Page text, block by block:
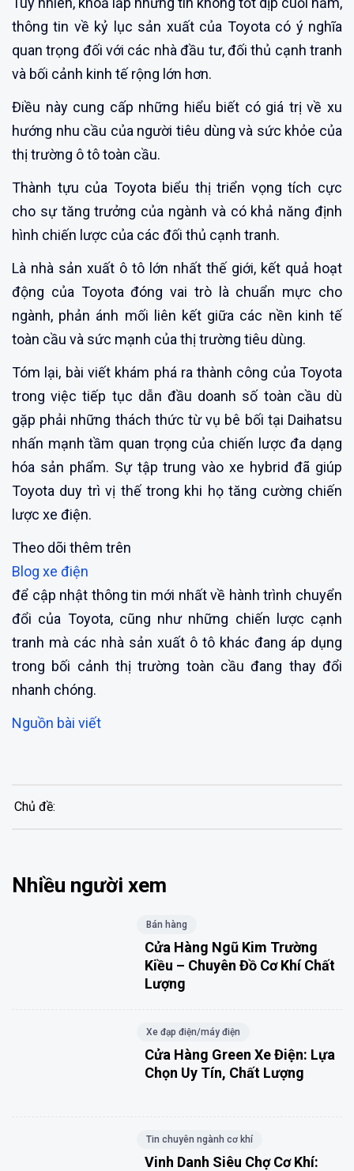
thông tin về kỷ lục sản xuất của Toyota có ý nghĩa
quan trọng đối với các nhà đầu tư, đối thủ cạnh tranh
và bối cảnh kinh tế rộng lớn hơn.
Điều này cung cấp những hiểu biết có giá trị về xu
hướng nhu cầu của người tiêu dùng và sức khỏe của
thị trường ô tô toàn cầu.
Thành tựu của Toyota biểu thị triển vọng tích cực
cho sự tăng trưởng của ngành và có khả năng định
hình chiến lược của các đối thủ cạnh tranh.
Là nhà sản xuất ô tô lớn nhất thế giới, kết quả hoạt
động của Toyota đóng vai trò là chuẩn mực cho
ngành, phản ánh mối liên kết giữa các nền kinh tế
toàn cầu và sức mạnh của thị trường tiêu dùng.
Tóm lại, bài viết khám phá ra thành công của Toyota
trong việc tiếp tục dẫn đầu doanh số toàn cầu dù
gặp phải những thách thức từ vụ bê bối tại Daihatsu
nhấn mạnh tầm quan trọng của chiến lược đa dạng
hóa sản phẩm. Sự tập trung vào xe hybrid đã giúp
Toyota duy trì vị thế trong khi họ tăng cường chiến
lược xe điện.
Theo dõi thêm trên
Blog xe điện
để cập nhật thông tin mới nhất về hành trình chuyển
đổi của Toyota, cũng như những chiến lược cạnh
tranh mà các nhà sản xuất ô tô khác đang áp dụng
trong bối cảnh thị trường toàn cầu đang thay đổi
nhanh chóng.
Nguồn bài viết
Chủ đề:
Nhiều người xem
Bán hàng
Cửa Hàng Ngũ Kim Trường
Kiều – Chuyên Đồ Cơ Khí Chất
Lượng
Xe đạp điện/máy điện
Cửa Hàng Green Xe Điện: Lựa
Chọn Uy Tín, Chất Lượng
Tin chuyên ngành cơ khí
Vinh Danh Siêu Chợ Cơ Khí: